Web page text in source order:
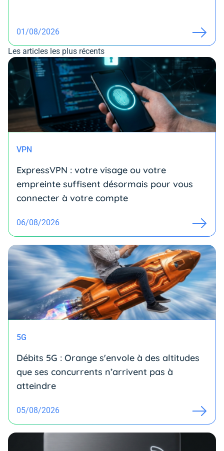
01/08/2026
Les articles les plus récents
VPN
ExpressVPN : votre visage ou votre
empreinte suffisent désormais pour vous
connecter à votre compte
06/08/2026
5G
Débits 5G : Orange s'envole à des altitudes
que ses concurrents n’arrivent pas à
atteindre
05/08/2026